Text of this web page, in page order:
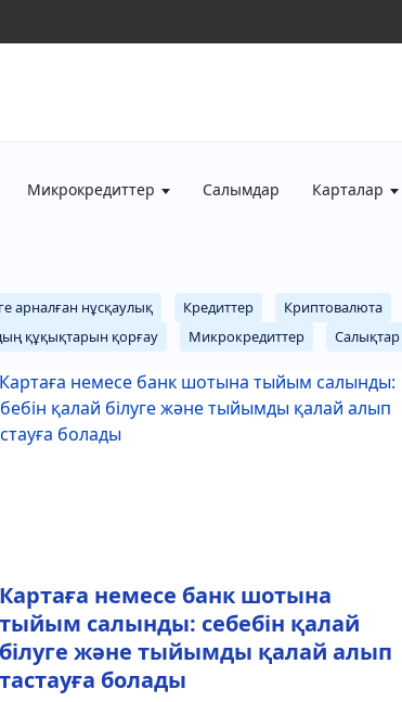
Микрокредиттер Салымдар Карталар
арналған нұсқаулық Кредиттер Криптовалюта
құқықтарын қорғау Микрокредиттер Салықтар
Картаға немесе банк шотына
тыйым салынды: себебін қалай
білуге және тыйымды қалай алып
тастауға болады